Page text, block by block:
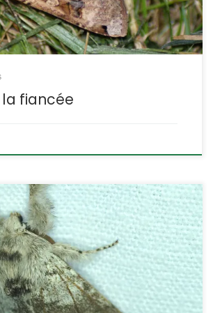
la fiancée
une espèce commune dont la chenille est
de nos régions. L’imago est attiré par la
façon de l’observer, car le jour, posé
il est parfaitement homochromique et
Calliteara pudibunda Linnaeus,1758 (ex-
[…]